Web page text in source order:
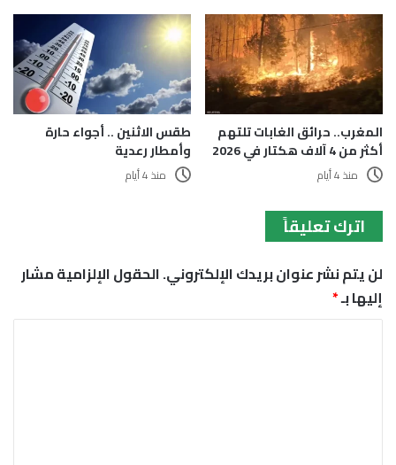
المغرب.. حرائق الغابات تلتهم
أكثر من 4 آلاف هكتار في 2026
منذ 4 أيام
طقس الاثنين .. أجواء حارة
وأمطار رعدية
منذ 4 أيام
اترك تعليقاً
لن يتم نشر عنوان بريدك الإلكتروني.الحقول الإلزامية مشار
إليها بـ*